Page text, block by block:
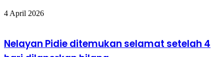
4 April 2026
Nelayan Pidie ditemukan selamat setelah 4